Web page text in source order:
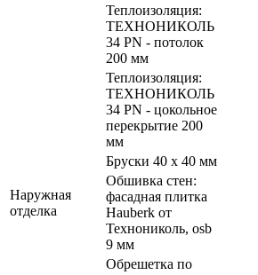
Теплоизоляция:
ТЕХНОНИКОЛЬ
34 PN - потолок
200 мм
Теплоизоляция:
ТЕХНОНИКОЛЬ
34 PN - цокольное
перекрытие 200
мм
Наружная
отделка
Бруски 40 х 40 мм
Обшивка стен:
фасадная плитка
Hauberk от
Технониколь, osb
9 мм
Обрешетка по